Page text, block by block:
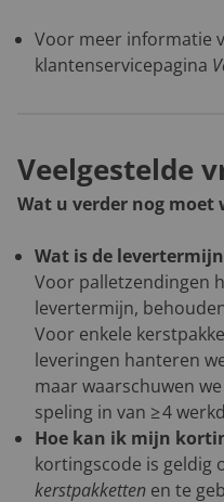
Voor meer informatie
klantenservicepagina
Veelgestelde
Wat u verder nog
Wat is de
Voor palletzendingen
levertermijn,
Voor enkele
leveringen hanteren
maar waarschuwen
speling in van ≥ 4
Hoe kan ik mijn
kortingscode is geldig
kerstpakketten en te